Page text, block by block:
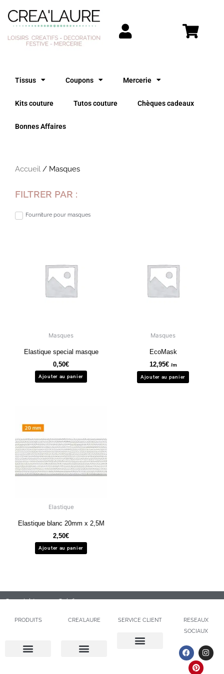
contenu
Tissus Coupons Mercerie
Kits couture Tutos couture Chèques cadeaux
Bonnes Affaires
Accueil / Masques
FILTRER PAR :
Fourniture pour masques
Masques
Elastique special masque
0,50€
Ajouter au panier
Masques
EcoMask
12,95€ /m
Ajouter au panier
Elastique
Elastique blanc 20mm x 2,5M
2,50€
Ajouter au panier
Copyright 2020 – Créa’laure
PRODUITS CREA’LAURE SERVICE CLIENT
RESEAUX
SOCIAUX
F
a
I
P
i